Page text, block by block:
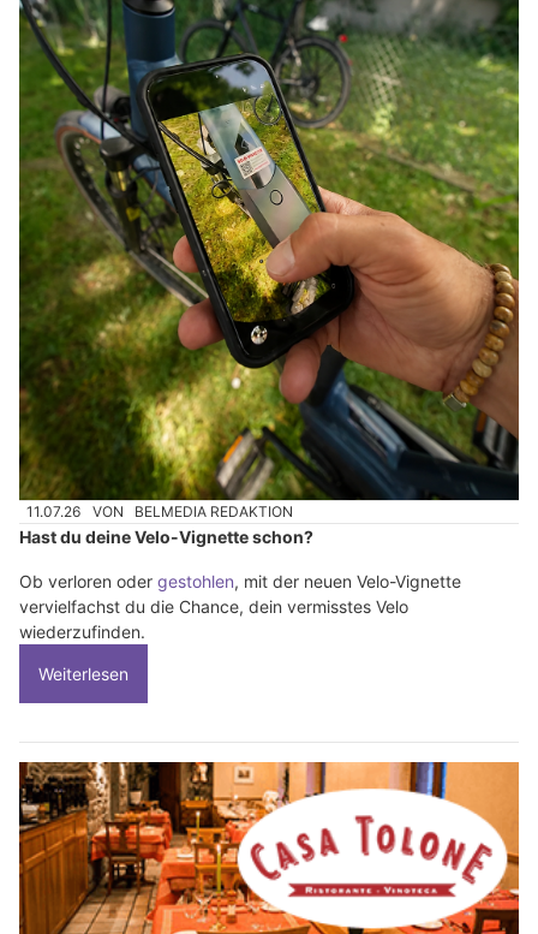
11.07.26 VON BELMEDIA REDAKTION
Hast du deine Velo-Vignette schon?
Ob verloren oder gestohlen, mit der neuen Velo-Vignette
vervielfachst du die Chance, dein vermisstes Velo
wiederzufinden.
Weiterlesen